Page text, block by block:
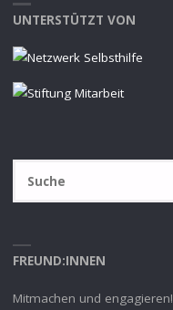
UNTERSTÜTZT VON
FREUND:INNEN
Mitmachen und engagieren!